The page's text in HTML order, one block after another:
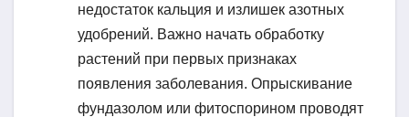
недостаток кальция и излишек азотных
удобрений. Важно начать обработку
растений при первых признаках
появления заболевания. Опрыскивание
фундазолом или фитоспорином проводят